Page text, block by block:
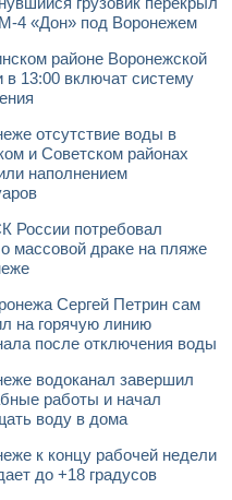
4 «Дон» под Воронежем
районе Воронежской
в 13:00 включат систему
отсутствие воды в
и Советском районах
наполнением
России потребовал
массовой драке на пляже
Сергей Петрин сам
на горячую линию
после отключения воды
водоканал завершил
работы и начал
воду в дома
к концу рабочей недели
до +18 градусов